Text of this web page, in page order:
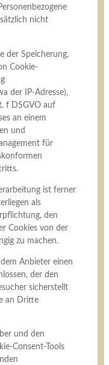
nicht
der Speicherung,
Cookie-
der IP-Adresse),
f DSGVO auf
an einem
und
für
ist ferner
als
den
Cookies von der
zu machen.
Anbieter einen
der den
sicherstellt
an Dritte
und den
Consent-Tools